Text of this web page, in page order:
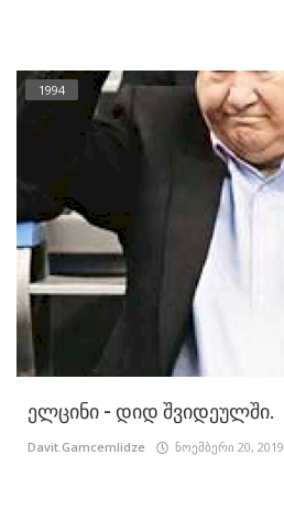
1994
ელცინი - დიდ შვიდეულში.
Davit.Gamcemlidze ნოემბერი 20, 2019